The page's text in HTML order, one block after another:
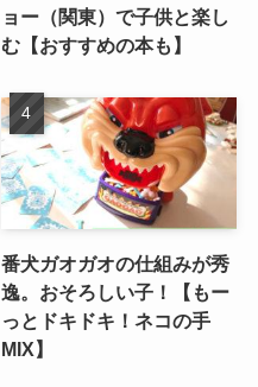
ョー（関東）で子供と楽し
む【おすすめの本も】
番犬ガオガオの仕組みが秀
逸。おそろしい子！【もー
っとドキドキ！ネコの手
MIX】